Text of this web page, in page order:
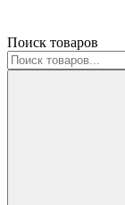
Поиск товаров